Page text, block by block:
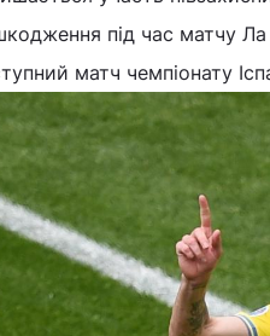
під час матчу Ла
матч чемпіонату